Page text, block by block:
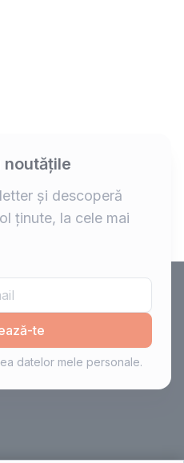
noutățile
și descoperă
ținute, la cele mai
te
datelor mele personale.